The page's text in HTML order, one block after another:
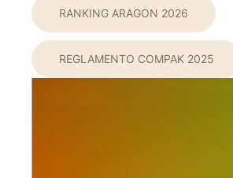
RANKING ARAGON 2026
REGLAMENTO COMPAK 2025